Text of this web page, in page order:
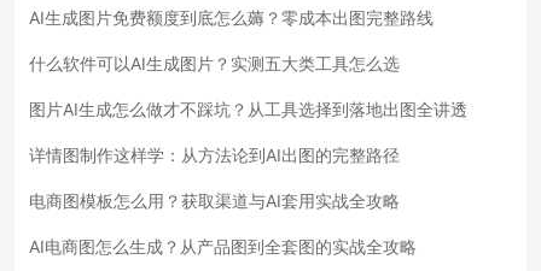
AI生成图片免费额度到底怎么薅？零成本出图完整路线
什么软件可以AI生成图片？实测五大类工具怎么选
图片AI生成怎么做才不踩坑？从工具选择到落地出图全讲透
详情图制作这样学：从方法论到AI出图的完整路径
电商图模板怎么用？获取渠道与AI套用实战全攻略
AI电商图怎么生成？从产品图到全套图的实战全攻略